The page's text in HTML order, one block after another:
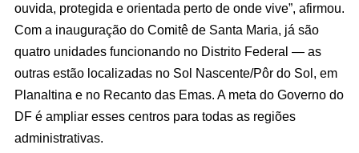
ouvida, protegida e orientada perto de onde vive”, afirmou.
Com a inauguração do Comitê de Santa Maria, já são
quatro unidades funcionando no Distrito Federal — as
outras estão localizadas no Sol Nascente/Pôr do Sol, em
Planaltina e no Recanto das Emas. A meta do Governo do
DF é ampliar esses centros para todas as regiões
administrativas.